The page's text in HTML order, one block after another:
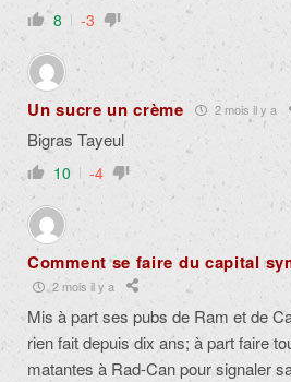
8 -3
Un sucre un crème 2 mois il y a
Bigras Tayeul
10 -4
Comment se faire du capital
2 mois il y a
Mis à part ses pubs de Ram et de
rien fait depuis dix ans; à part faire
matantes à Rad-Can pour signaler